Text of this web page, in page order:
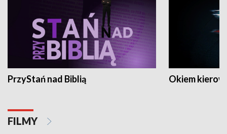
PrzyStań nad Biblią Okiem
FILMY